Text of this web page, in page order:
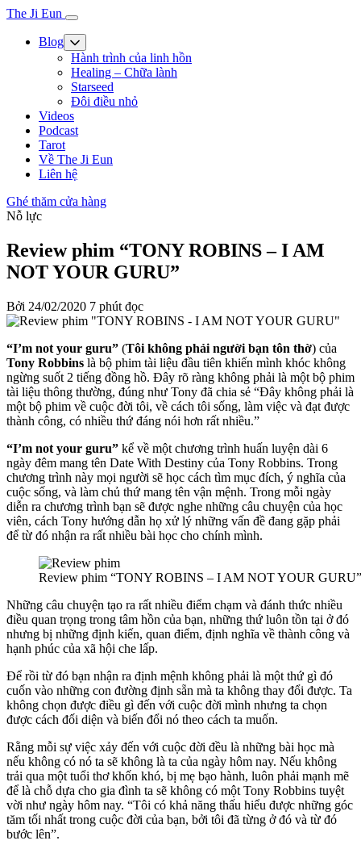
The Ji Eun
Blog
Hành trình của linh hồn
Healing – Chữa lành
Starseed
Đôi điều nhỏ
Videos
Podcast
Tarot
Về The Ji Eun
Liên hệ
Ghé thăm cửa hàng
Nỗ lực
Review phim “TONY ROBINS – I AM
NOT YOUR GURU”
Bởi 24/02/2020 7 phút đọc
“I’m not your guru” (Tôi không phải người bạn tôn thờ) của
Tony Robbins là bộ phim tài liệu đầu tiên khiến mình khóc không
ngừng suốt 2 tiếng đồng hồ. Đây rõ ràng không phải là một bộ phim
tài liệu thông thường, đúng như Tony đã chia sẻ “Đây không phải là
một bộ phim về cuộc đời tôi, về cách tôi sống, làm việc và đạt được
thành công, có nhiều thứ đáng nói hơn rất nhiều.”
“I’m not your guru” kể về một chương trình huấn luyện dài 6
ngày đêm mang tên Date With Destiny của Tony Robbins. Trong
chương trình này mọi người sẽ học cách tìm mục đích, ý nghĩa của
cuộc sống, và làm chủ thứ mang tên vận mệnh. Trong mỗi ngày
diễn ra chương trình bạn sẽ được nghe những câu chuyện của học
viên, cách Tony hướng dẫn họ xử lý những vấn đề đang gặp phải
để từ đó nhận ra rất nhiều bài học cho chính mình.
Review phim “TONY ROBINS – I AM NOT YOUR GURU”
Những câu chuyện tạo ra rất nhiều điểm chạm và đánh thức nhiều
điều quan trọng trong tâm hồn của bạn, những thứ luôn tồn tại ở đó
nhưng bị những định kiến, quan điểm, định nghĩa về thành công và
hạnh phúc của xã hội che lấp.
Để rồi từ đó bạn nhận ra định mệnh không phải là một thứ gì đó
cuốn vào những con đường định sẵn mà ta không thay đổi được. Ta
không chọn được điều gì đến với cuộc đời mình nhưng ta chọn
được cách đối diện và biến đổi nó theo cách ta muốn.
Rằng mỗi sự việc xảy đến với cuộc đời đều là những bài học mà
nếu không có nó ta sẽ không là ta của ngày hôm nay. Nếu không
trải qua một tuổi thơ khốn khó, bị mẹ bạo hành, luôn phải mạnh mẽ
để là chỗ dựa cho gia đình ta sẽ không có một Tony Robbins tuyệt
vời như ngày hôm nay. “Tôi có khả năng thấu hiểu được những góc
tăm tối nhất trong cuộc đời của bạn, bởi tôi đã từng ở đó và từ đó
bước lên”.